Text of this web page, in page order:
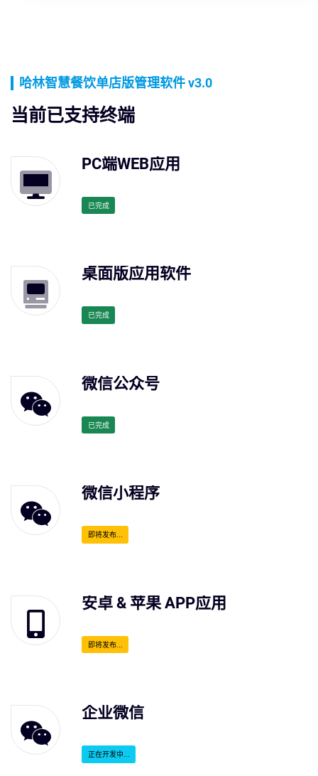
哈林智慧餐饮单店版管理软件 v3.0
当前已支持终端
PC端WEB应用
已完成
桌面版应用软件
已完成
微信公众号
已完成
微信小程序
即将发布...
安卓 & 苹果 APP应用
即将发布...
企业微信
正在开发中...